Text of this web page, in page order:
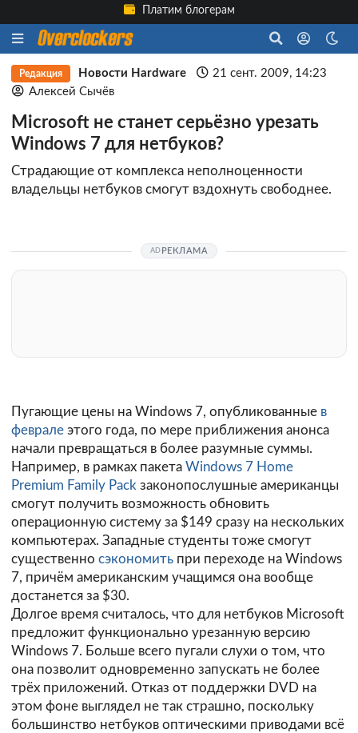
Платим блогерам
Редакция Новости Hardware
21 сент. 2009, 14:23
Алексей Сычёв
Microsoft не станет серьёзно урезать
Windows 7 для нетбуков?
Страдающие от комплекса неполноценности
владельцы нетбуков смогут вздохнуть свободнее.
РЕКЛАМА
Пугающие цены на Windows 7, опубликованные в
феврале этого года, по мере приближения анонса
начали превращаться в более разумные суммы.
Например, в рамках пакета Windows 7 Home
Premium Family Pack законопослушные американцы
смогут получить возможность обновить
операционную систему за $149 сразу на нескольких
компьютерах. Западные студенты тоже смогут
существенно сэкономить при переходе на Windows
7, причём американским учащимся она вообще
достанется за $30.
Долгое время считалось, что для нетбуков Microsoft
предложит функционально урезанную версию
Windows 7. Больше всего пугали слухи о том, что
она позволит одновременно запускать не более
трёх приложений. Отказ от поддержки DVD на
этом фоне выглядел не так страшно, поскольку
большинство нетбуков оптическими приводами всё